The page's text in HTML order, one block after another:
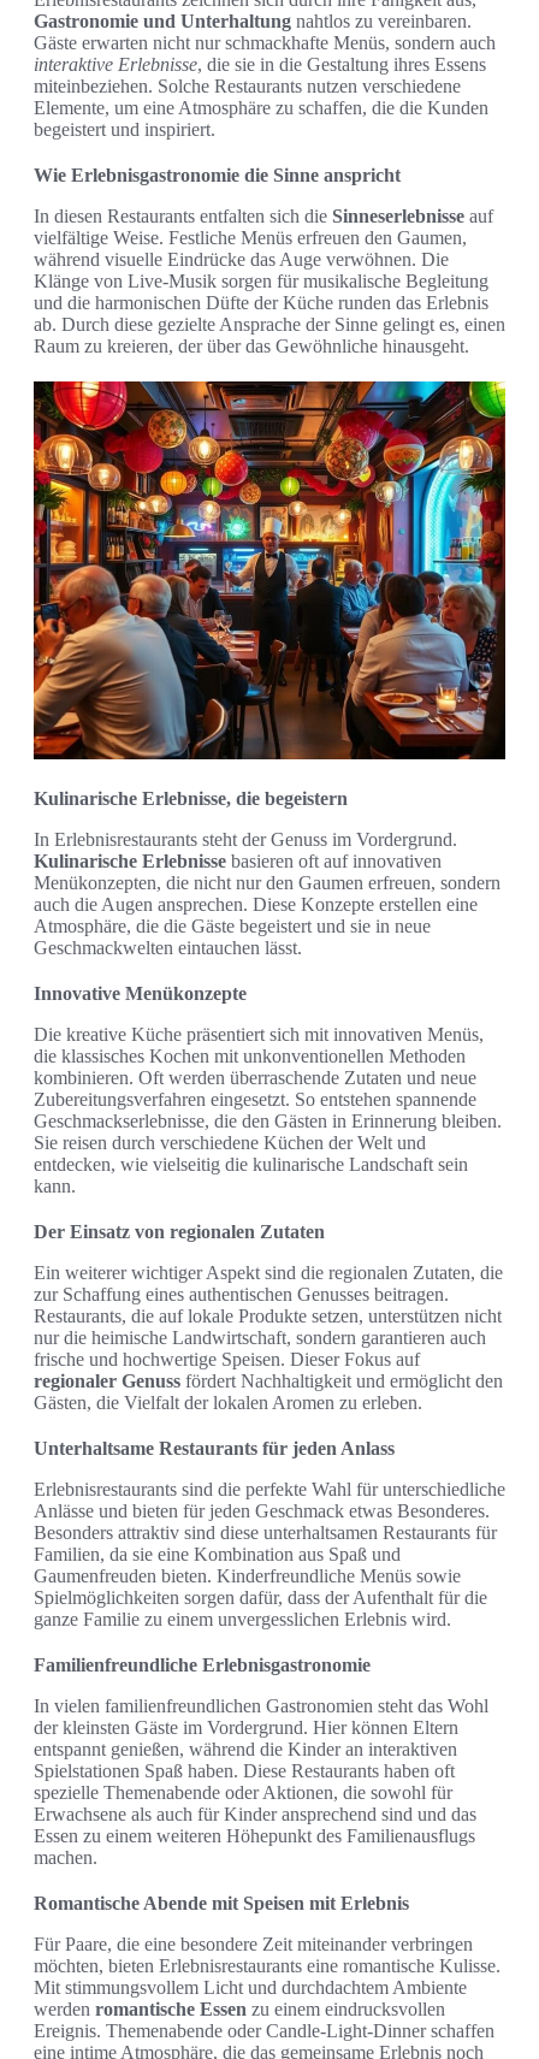
Gastronomie und Unterhaltung nahtlos zu vereinbaren.
Gäste erwarten nicht nur schmackhafte Menüs, sondern auch
interaktive Erlebnisse, die sie in die Gestaltung ihres Essens
miteinbeziehen. Solche Restaurants nutzen verschiedene
Elemente, um eine Atmosphäre zu schaffen, die die Kunden
begeistert und inspiriert.
Wie Erlebnisgastronomie die Sinne anspricht
In diesen Restaurants entfalten sich die Sinneserlebnisse auf
vielfältige Weise. Festliche Menüs erfreuen den Gaumen,
während visuelle Eindrücke das Auge verwöhnen. Die
Klänge von Live-Musik sorgen für musikalische Begleitung
und die harmonischen Düfte der Küche runden das Erlebnis
ab. Durch diese gezielte Ansprache der Sinne gelingt es, einen
Raum zu kreieren, der über das Gewöhnliche hinausgeht.
Kulinarische Erlebnisse, die begeistern
In Erlebnisrestaurants steht der Genuss im Vordergrund.
Kulinarische Erlebnisse basieren oft auf innovativen
Menükonzepten, die nicht nur den Gaumen erfreuen, sondern
auch die Augen ansprechen. Diese Konzepte erstellen eine
Atmosphäre, die die Gäste begeistert und sie in neue
Geschmackwelten eintauchen lässt.
Innovative Menükonzepte
Die kreative Küche präsentiert sich mit innovativen Menüs,
die klassisches Kochen mit unkonventionellen Methoden
kombinieren. Oft werden überraschende Zutaten und neue
Zubereitungsverfahren eingesetzt. So entstehen spannende
Geschmackserlebnisse, die den Gästen in Erinnerung bleiben.
Sie reisen durch verschiedene Küchen der Welt und
entdecken, wie vielseitig die kulinarische Landschaft sein
kann.
Der Einsatz von regionalen Zutaten
Ein weiterer wichtiger Aspekt sind die regionalen Zutaten, die
zur Schaffung eines authentischen Genusses beitragen.
Restaurants, die auf lokale Produkte setzen, unterstützen nicht
nur die heimische Landwirtschaft, sondern garantieren auch
frische und hochwertige Speisen. Dieser Fokus auf
regionaler Genuss fördert Nachhaltigkeit und ermöglicht den
Gästen, die Vielfalt der lokalen Aromen zu erleben.
Unterhaltsame Restaurants für jeden Anlass
Erlebnisrestaurants sind die perfekte Wahl für unterschiedliche
Anlässe und bieten für jeden Geschmack etwas Besonderes.
Besonders attraktiv sind diese unterhaltsamen Restaurants für
Familien, da sie eine Kombination aus Spaß und
Gaumenfreuden bieten. Kinderfreundliche Menüs sowie
Spielmöglichkeiten sorgen dafür, dass der Aufenthalt für die
ganze Familie zu einem unvergesslichen Erlebnis wird.
Familienfreundliche Erlebnisgastronomie
In vielen familienfreundlichen Gastronomien steht das Wohl
der kleinsten Gäste im Vordergrund. Hier können Eltern
entspannt genießen, während die Kinder an interaktiven
Spielstationen Spaß haben. Diese Restaurants haben oft
spezielle Themenabende oder Aktionen, die sowohl für
Erwachsene als auch für Kinder ansprechend sind und das
Essen zu einem weiteren Höhepunkt des Familienausflugs
machen.
Romantische Abende mit Speisen mit Erlebnis
Für Paare, die eine besondere Zeit miteinander verbringen
möchten, bieten Erlebnisrestaurants eine romantische Kulisse.
Mit stimmungsvollem Licht und durchdachtem Ambiente
werden romantische Essen zu einem eindrucksvollen
Ereignis. Themenabende oder Candle-Light-Dinner schaffen
eine intime Atmosphäre, die das gemeinsame Erlebnis noch